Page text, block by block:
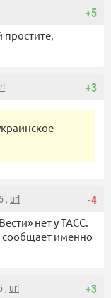
+5
простите,
+3
-4
, url
нет у ТАСС.
сообщает именно
+3
, url